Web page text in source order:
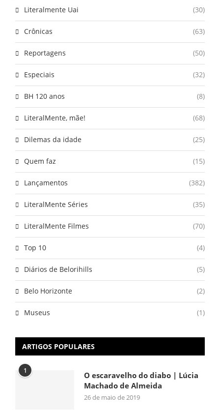
Literalmente Uai (30)
Crônicas (63)
Reportagens (50)
Especiais (32)
BH 120 anos (8)
LiteralMente, mãe! (68)
Dilemas da idade (25)
Quem faz (15)
Lançamentos (382)
LiteralMente Séries (35)
LiteralMente Filmes (70)
Top 10 (4)
Diários de Belorihills (5)
Belo Horizonte (2)
Museus (1)
ARTIGOS POPULARES
1
O escaravelho do diabo | Lúcia
Machado de Almeida
26 de maio de 2019